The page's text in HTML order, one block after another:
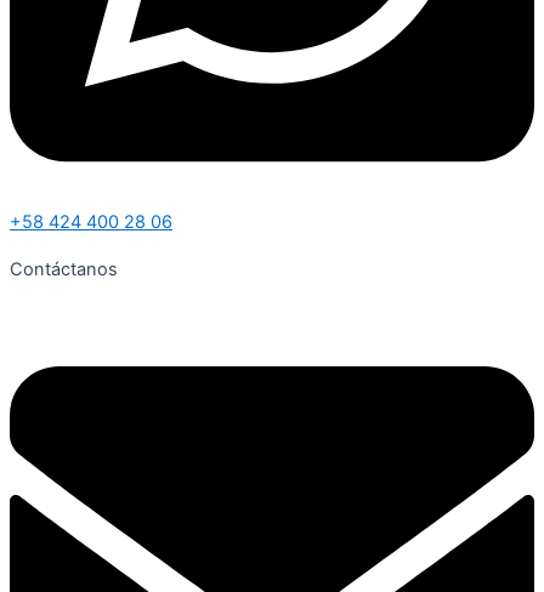
+58 424 400 28 06
Contáctanos